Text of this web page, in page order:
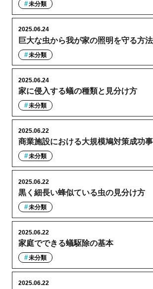
未分類
巨大な虫から我が家の照明を守る方法
2025.06.24
未分類
家に侵入する蟻の種類と見分け方
2025.06.24
未分類
商業施設における大規模鳩対策成功事
2025.06.22
未分類
黒く細長い蜂似ている虫の見分け方
2025.06.22
未分類
家庭でできる蟻駆除の基本
2025.06.22
未分類
2025.06.22